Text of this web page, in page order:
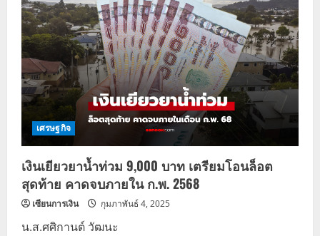
ท่วม
9,000
บาท
โอน
รอบ
แรก
แล้ว
12
จังหวัด
เช็ก
สถานะ
ได้
ทันที
เศรษฐกิจ
เงินเยียวยาน้ำท่วม 9,000 บาท เตรียมโอนล็อต
สุดท้าย คาดจบภายใน ก.พ. 2568
เซียนการเงิน กุมภาพันธ์ 4, 2025
น.ส.ศศิกานต์ วัฒนะ